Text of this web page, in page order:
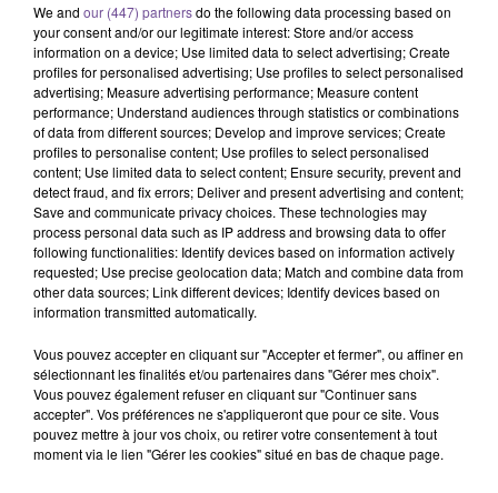
Une société de la Vienne recherche un
assistant administratif (H/F).
Une société de la Vienne recherche un assistant
administratif (H/F). Vos missions : gérer un portefeuille
client. Assurer la gestion efficace des commandes en
partenaires et services en interne. Ouvrir des comptes. Saisir
des commandes. Suivre des livraisons et des ruptures.
Organiser des transports. Facturer et gérer la relation client à
travers différents canaux (téléphone, e-mail ou encore outils
informatiques de type EDI).
We and our (447) partnersdo the following data processing based on
your consent and/or our legitimate interest: Store and/or access
information on a device; Use limited data to select advertising; Create
profiles for personalised advertising; Use profiles to select personalised
advertising; Measure advertising performance; Measure content
performance; Understand audiences through statistics or combinations
of data from different sources; Develop and improve services; Create
profiles to personalise content; Use profiles to select personalised
content; Use limited data to select content; Ensure security, prevent and
detect fraud, and fix errors; Deliver and present advertising and content;
Save and communicate privacy choices. These technologies may
process personal data such as IP address and browsing data to offer
following functionalities: Identify devices based on information actively
requested; Use precise geolocation data; Match and combine data from
other data sources; Link different devices; Identify devices based on
information transmitted automatically.
Vous pouvez accepter en cliquant sur "Accepter et fermer", ou affiner en
sélectionnant les finalités et/ou partenaires dans "Gérer mes choix".
Vous pouvez également refuser en cliquant sur "Continuer sans
accepter". Vos préférences ne s'appliqueront que pour ce site. Vous
pouvez mettre à jour vos choix, ou retirer votre consentement à tout
moment via le lien "Gérer les cookies" situé en bas de chaque page.